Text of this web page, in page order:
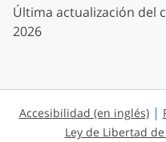
Última actualización del
2026
Accesibilidad (en inglés)
Ley de Libertad